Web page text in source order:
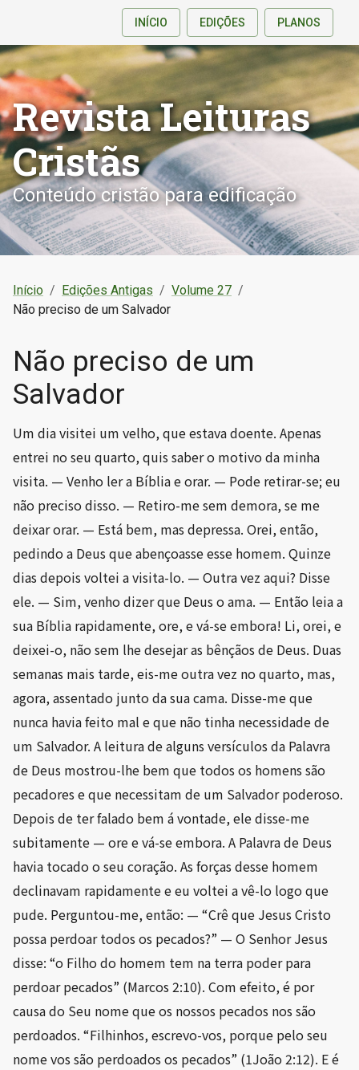
INÍCIO EDIÇÕES PLANOS
Revista Leituras
Cristãs
Conteúdo cristão para edificação
Início / Edições Antigas / Volume 27 /
Não preciso de um Salvador
Não preciso de um
Salvador
Um dia visitei um velho, que estava doente. Apenas
entrei no seu quarto, quis saber o motivo da minha
visita. — Venho ler a Bíblia e orar. — Pode retirar-se; eu
não preciso disso. — Retiro-me sem demora, se me
deixar orar. — Está bem, mas depressa. Orei, então,
pedindo a Deus que abençoasse esse homem. Quinze
dias depois voltei a visita-lo. — Outra vez aqui? Disse
ele. — Sim, venho dizer que Deus o ama. — Então leia a
sua Bíblia rapidamente, ore, e vá-se embora! Li, orei, e
deixei-o, não sem lhe desejar as bênçãos de Deus. Duas
semanas mais tarde, eis-me outra vez no quarto, mas,
agora, assentado junto da sua cama. Disse-me que
nunca havia feito mal e que não tinha necessidade de
um Salvador. A leitura de alguns versículos da Palavra
de Deus mostrou-lhe bem que todos os homens são
pecadores e que necessitam de um Salvador poderoso.
Depois de ter falado bem á vontade, ele disse-me
subitamente — ore e vá-se embora. A Palavra de Deus
havia tocado o seu coração. As forças desse homem
declinavam rapidamente e eu voltei a vê-lo logo que
pude. Perguntou-me, então: — “Crê que Jesus Cristo
possa perdoar todos os pecados?” — O Senhor Jesus
disse: “o Filho do homem tem na terra poder para
perdoar pecados” (Marcos 2:10). Com efeito, é por
causa do Seu nome que os nossos pecados nos são
perdoados. “Filhinhos, escrevo-vos, porque pelo seu
nome vos são perdoados os pecados” (1João 2:12). E é